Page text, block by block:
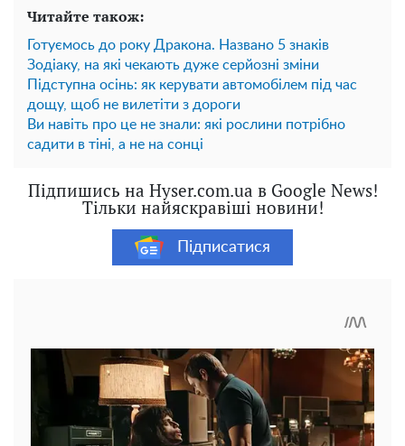
Читайте також:
Готуємось до року Дракона. Названо 5 знаків
Зодіаку, на які чекають дуже серйозні зміни
Підступна осінь: як керувати автомобілем під час
дощу, щоб не вилетіти з дороги
Ви навіть про це не знали: які рослини потрібно
садити в тіні, а не на сонці
Підпишись на Hyser.com.ua в Google News!
Тільки найяскравіші новини!
Підписатися